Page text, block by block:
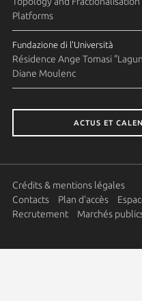
Platforms
Fundazione di l'Università
Résidence Ange Tomasi
Diane Moulenc
ACTUS ET
Crédits & mentions légales
Contacts
Plan d'accès
Recrutement
Marchés